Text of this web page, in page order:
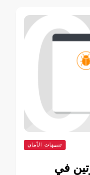
تنبيهات الأمان
في